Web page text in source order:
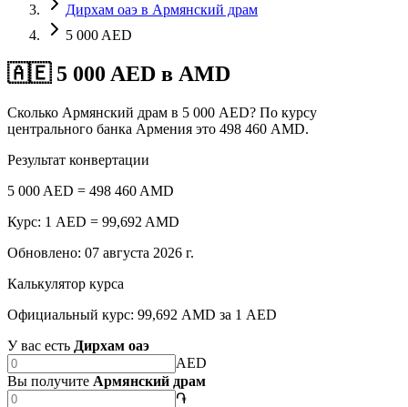
Дирхам оаэ в Армянский драм
5 000 AED
🇦🇪 5 000 AED в AMD
Сколько Армянский драм в 5 000 AED? По курсу
центрального банка Армения это 498 460 AMD.
Результат конвертации
5 000 AED = 498 460 AMD
Курс: 1 AED = 99,692 AMD
Обновлено: 07 августа 2026 г.
Калькулятор курса
Официальный курс: 99,692 AMD за 1 AED
У вас есть Дирхам оаэ
AED
Вы получите Армянский драм
֏